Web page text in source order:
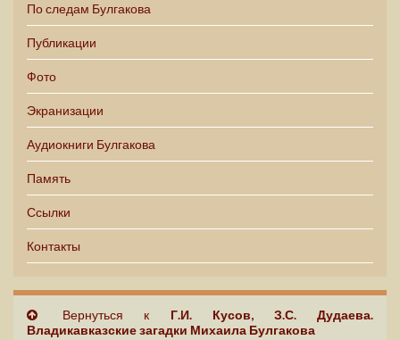
По следам Булгакова
Публикации
Фото
Экранизации
Аудиокниги Булгакова
Память
Ссылки
Контакты
Вернуться к Г.И. Кусов, З.С. Дудаева.
Владикавказские загадки Михаила Булгакова